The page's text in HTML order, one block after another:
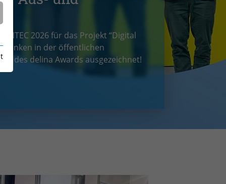
2026 für das Projekt “Digital
denken in der öffentlichen
des delina Awards ausgezeichnet!